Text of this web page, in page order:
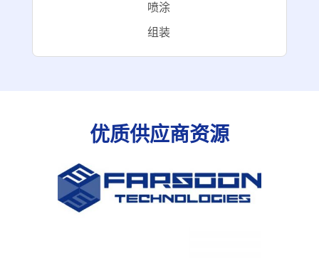
喷涂
组装
优质供应商资源